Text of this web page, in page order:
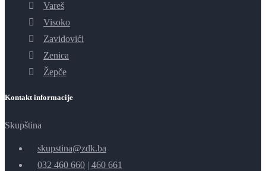
Vareš
Visoko
Zavidovići
Zenica
Žepče
Kontakt informacije
Skupština
skupstina@zdk.ba
032 460 660 | 460 661